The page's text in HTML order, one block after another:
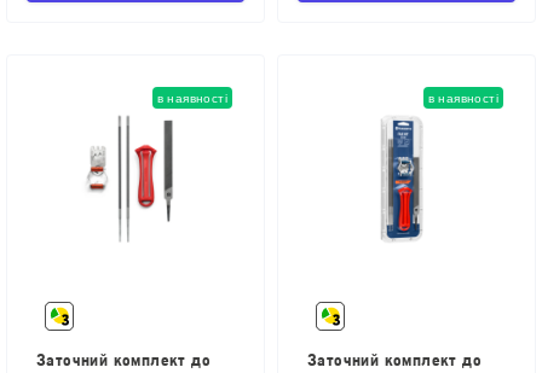
в наявності
Заточний комплект до
в наявності
Заточний комплект до